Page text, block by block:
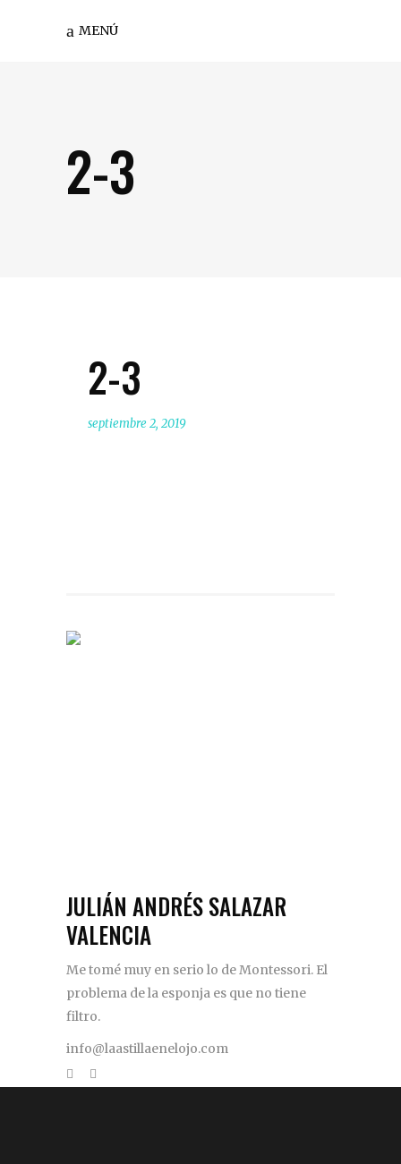
MENÚ
2-3
2-3
septiembre 2, 2019
JULIÁN ANDRÉS SALAZAR
VALENCIA
Me tomé muy en serio lo de Montessori. El
problema de la esponja es que no tiene
filtro.
info@laastillaenelojo.com